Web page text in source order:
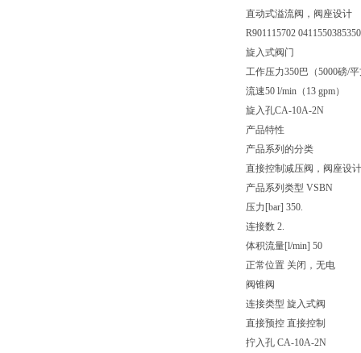
直动式溢流阀，阀座设计
R901115702
旋入式阀门
工作压力350巴（5000磅/
流速50 l/min（13 gpm）
旋入孔CA-10A-2N
产品特性
产品系列的分类
直接控制减压阀，阀座设计
产品系列类型 VSBN
压力[bar] 350.
连接数 2.
体积流量[l/min] 50
正常位置 关闭，无电
阀锥阀
连接类型 旋入式阀
直接预控 直接控制
拧入孔 CA-10A-2N